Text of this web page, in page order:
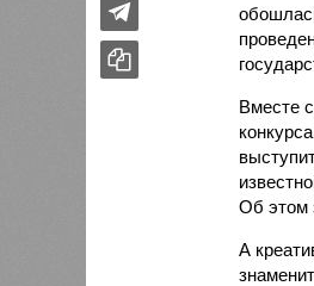
Вместе
Об этом
А